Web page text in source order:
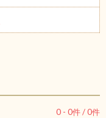
0 - 0件 /0件